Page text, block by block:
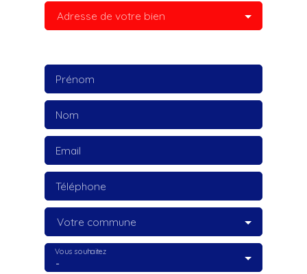
Adresse de votre bien
Prénom
Nom
Email
Téléphone
Votre commune
-
Vous souhaitez